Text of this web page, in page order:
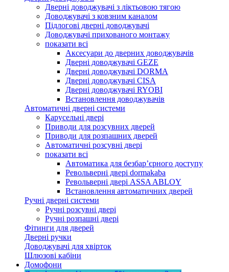
Дверні доводжувачі з ліктьовою тягою
Доводжувачі з ковзним каналом
Підлогові дверні доводжувачі
Доводжувачі прихованого монтажу
показати всі
Аксесуари до дверних доводжувачів
Дверні доводжувачі GEZE
Дверні доводжувачі DORMA
Дверні доводжувачі CISA
Дверні доводжувачі RYOBI
Встановлення доводжувачів
Автоматичні дверні системи
Карусельні двері
Приводи для розсувних дверей
Приводи для розпашних дверей
Автоматичні розсувні двері
показати всі
Автоматика для безбар’єрного доступу
Револьверні двері dormakaba
Револьверні двері ASSA ABLOY
Встановлення автоматичних дверей
Ручні дверні системи
Ручні розсувні двері
Ручні розпашні двері
Фітинги для дверей
Дверні ручки
Доводжувачі для хвірток
Шлюзові кабіни
Домофони